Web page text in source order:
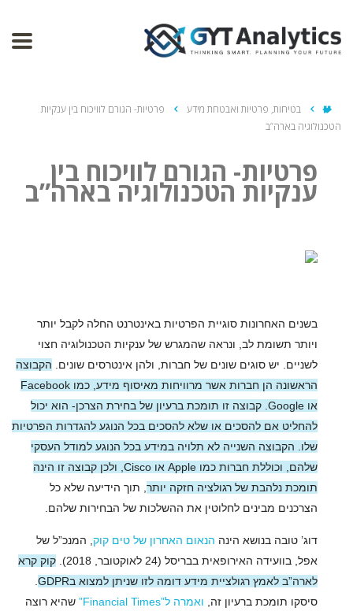
בטיחות, פרטיות ואבטחת מידע
פרטיות- הגורם לוויכוח בין ענקיות
הטכנולוגיה בארה”ב
פרטיות- הגורם לוויכוח בין
ענקיות הטכנולוגיה בארה”ב
בשנים האחרונות סוגיית הפרטיות באינטרנט החלה לקבל יותר
ויותר תשומת לב, ונראה שהמגרש של ענקיות הטכנולוגיה חצוי
לשניים. יש סוגים שונים של חברות, ולהן אינטרסים שונים. הקבוצה
הראשונה הן חברות אשר מרוויחות מאיסוף מידע, כמו Facebook
או Google. קבוצה זו תומכת ברעיון של בחירת הצרכן- הוא יכול
להחליט אם להסכים או שלא להסכים בכל הנוגע להגדרות הפרטיות
שלו. הקבוצה השנייה לא תלויה במידע בכל הנוגע למודל העסקי
שלהם, וכוללת חברות כמו Apple או Cisco, ולכן קבוצה זו הינה
תומכת נלהבת של רגולציה חזקה יותר , תוך הידיעה שלא כל
הצרכנים מבינים לחלוטין את ההשלכות של הבחירות שלהם.
דוג’ טובה בנושא הינה הנאום האחרון של טים קוק , המנכ”ל של
אפל, בוועידה האירופאית בבריסל (24 לאוקטובר, 2018).
קוק קרא
לארה”ב לאמץ רגולציית מידע דומה לזו שניתן למצוא בGDPR
סיסקו תומכת ברעיון זה, ואמרה ל”Financial Times”
שהיא רוצה